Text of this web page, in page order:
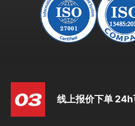
线上报价下单